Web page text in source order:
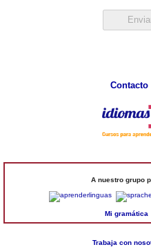
Contacto|
A nuestro grupo
Mi gramática
Trabaja con